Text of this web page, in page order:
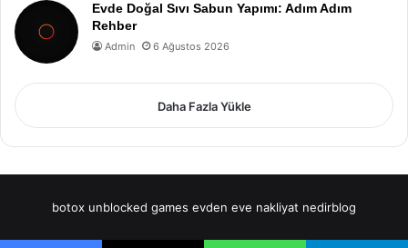
Evde Doğal Sıvı Sabun Yapımı: Adım Adım
Rehber
Admin 6 Ağustos 2026
Daha Fazla Yükle
botox unblocked games evden eve nakliyat nedirblog